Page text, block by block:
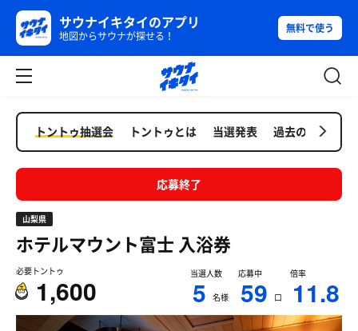
サウナイキタイのアプリ
地図からサウナが探せる！
無料で使う
トントゥ抽選会 トントゥとは 当選発表 過去の抽選会
応募終了
山梨県
ホテルマウント富士 入浴券
必要トントゥ
1,600
当選人数
5 名様
応募中
59 口
倍率
11.8